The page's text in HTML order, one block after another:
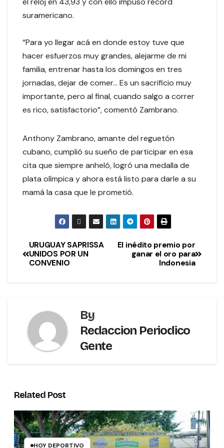
suramericano.
“Para yo llegar acá en donde estoy tuve que
hacer esfuerzos muy grandes, alejarme de mi
familia, entrenar hasta los domingos en tres
jornadas, dejar de comer… Es un sacrificio muy
importante, pero al final, cuando salgo a correr
es rico, satisfactorio”, comentó Zambrano.
Anthony Zambrano, amante del reguetón
cubano, cumplió su sueño de participar en esa
cita que siempre anheló, logró una medalla de
plata olímpica y ahora está listo para darle a su
mamá la casa que le prometió.
El inédito premio por
ganar el oro para
Indonesia
URUGUAY SAPRISSA
UNIDOS POR UN
CONVENIO
By
Redaccion Periodico
Gente
Related Post
HOY DEPORTIVO